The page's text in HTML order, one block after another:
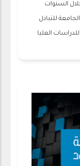
السنوات
للتبادل
العليا